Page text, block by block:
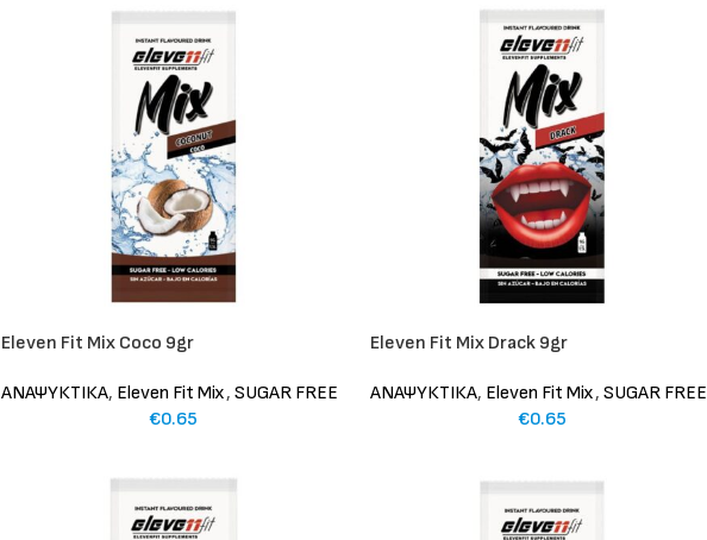
Eleven Fit Mix Coco 9gr
ΑΝΑΨΥΚΤΙΚΑ, Eleven Fit Mix, SUGAR FREE
€0.65
Eleven Fit Mix Drack 9gr
ΑΝΑΨΥΚΤΙΚΑ, Eleven Fit Mix, SUGAR FREE
€0.65